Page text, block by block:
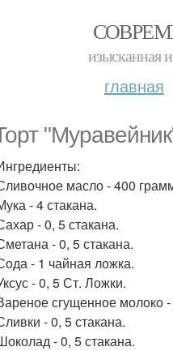
изысканная
главная
масло - 400
- 4 стакана.
- 0, 5 стакана.
- 0, 5 стакана.
- 1 чайная ложка.
- 0, 5 Ст. Ложки.
сгущенное молоко
- 0, 5 стакана.
- 0, 5 стакана.